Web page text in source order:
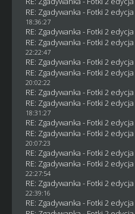
RE: Zgadywanka - Fotki 2 edycja
18:36:27
RE: Zgadywanka - Fotki 2 edycja
RE: Zgadywanka - Fotki 2 edycja
22:22:47
RE: Zgadywanka - Fotki 2 edycja
RE: Zgadywanka - Fotki 2 edycja
20:02:22
RE: Zgadywanka - Fotki 2 edycja
RE: Zgadywanka - Fotki 2 edycja
18:31:27
RE: Zgadywanka - Fotki 2 edycja
RE: Zgadywanka - Fotki 2 edycja
20:07:23
RE: Zgadywanka - Fotki 2 edycja
RE: Zgadywanka - Fotki 2 edycja
22:27:54
RE: Zgadywanka - Fotki 2 edycja
22:39:16
RE: Zgadywanka - Fotki 2 edycja